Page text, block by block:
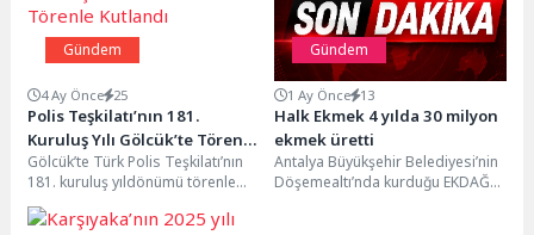
Gündem
4 Ay Önce 25
Polis Teşkilatı’nın 181.
Kuruluş Yılı Gölcük’te Törenle
Kutlandı
Gölcük’te Türk Polis Teşkilatı’nın
181. kuruluş yıldönümü törenle
kutlandı.Türk Polis Teşkilatı’nın
181. kuruluş yıl dönümü...
Gündem
1 Ay Önce 13
Halk Ekmek 4 yılda 30 milyon
ekmek üretti
Antalya Büyükşehir Belediyesi’nin
Döşemealtı’nda kurduğu EKDAĞ